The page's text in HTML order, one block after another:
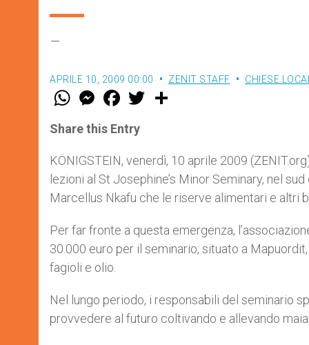
–
APRILE 10, 2009 00:00 ZENIT STAFF CHIESE LOCALI
W
t
s
p
p
M
e
s
e
g
e
r
F
a
e
b
o
w
r
Share this Entry
KÖNIGSTEIN, venerdì, 10 aprile 2009
lezioni al St Josephine’s Minor Seminary, nel
Marcellus Nkafu che le riserve alimentari e altri
Per far fronte a questa emergenza,
30.000 euro per il seminario, situato a
fagioli e olio.
Nel lungo periodo, i responsabili del seminario
provvedere al futuro coltivando e allevando